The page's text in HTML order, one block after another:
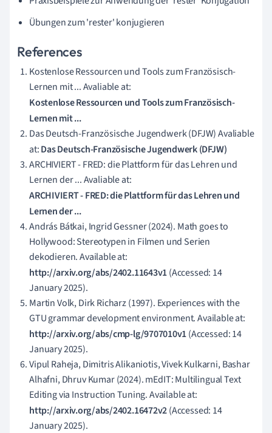
Übungen zum 'rester' konjugieren
References
Kostenlose Ressourcen und Tools zum Französisch-
Lernen mit ... Avaliable at:
Kostenlose Ressourcen und Tools zum Französisch-
Lernen mit ...
Das Deutsch-Französische Jugendwerk (DFJW) Avaliable
at:Das Deutsch-Französische Jugendwerk (DFJW)
ARCHIVIERT - FRED: die Plattform für das Lehren und
Lernen der ... Avaliable at:
ARCHIVIERT - FRED: die Plattform für das Lehren und
Lernen der ...
András Bátkai, Ingrid Gessner (2024). Math goes to
Hollywood: Stereotypen in Filmen und Serien
dekodieren. Available at:
http://arxiv.org/abs/2402.11643v1(Accessed: 14
January 2025).
Martin Volk, Dirk Richarz (1997). Experiences with the
GTU grammar development environment. Available at:
http://arxiv.org/abs/cmp-lg/9707010v1(Accessed: 14
January 2025).
Vipul Raheja, Dimitris Alikaniotis, Vivek Kulkarni, Bashar
Alhafni, Dhruv Kumar (2024). mEdIT: Multilingual Text
Editing via Instruction Tuning. Available at:
http://arxiv.org/abs/2402.16472v2(Accessed: 14
January 2025).